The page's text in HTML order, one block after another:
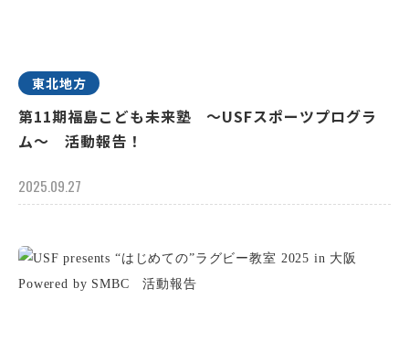
東北地方
第11期福島こども未来塾 ～USFスポーツプログラ
ム～ 活動報告！
2025.09.27